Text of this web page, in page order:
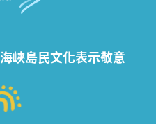
峽島民文化表示敬意